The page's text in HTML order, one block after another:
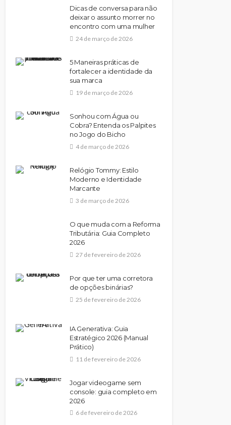
Dicas de conversa para não
deixar o assunto morrer no
encontro com uma mulher
24 de março de 2026
5 Maneiras práticas de
fortalecer a identidade da
sua marca
19 de março de 2026
Sonhou com Água ou
Cobra? Entenda os Palpites
no Jogo do Bicho
4 de março de 2026
Relógio Tommy: Estilo
Moderno e Identidade
Marcante
3 de março de 2026
O que muda com a Reforma
Tributária: Guia Completo
2026
27 de fevereiro de 2026
Por que ter uma corretora
de opções binárias?
25 de fevereiro de 2026
IA Generativa: Guia
Estratégico 2026 (Manual
Prático)
11 de fevereiro de 2026
Jogar videogame sem
console: guia completo em
2026
6 de fevereiro de 2026